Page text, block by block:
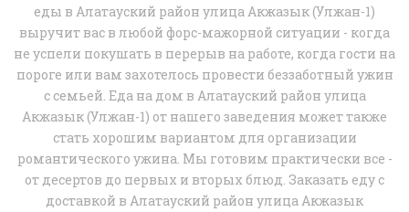
еды в Алатауский район улица Акжазык (Улжан-1)
выручит вас в любой форс-мажорной ситуации - когда
не успели покушать в перерыв на работе, когда гости на
пороге или вам захотелось провести беззаботный ужин
с семьей. Еда на дом в Алатауский район улица
Акжазык (Улжан-1) от нашего заведения может также
стать хорошим вариантом для организации
романтического ужина. Мы готовим практически все -
от десертов до первых и вторых блюд. Заказать еду с
доставкой в Алатауский район улица Акжазык